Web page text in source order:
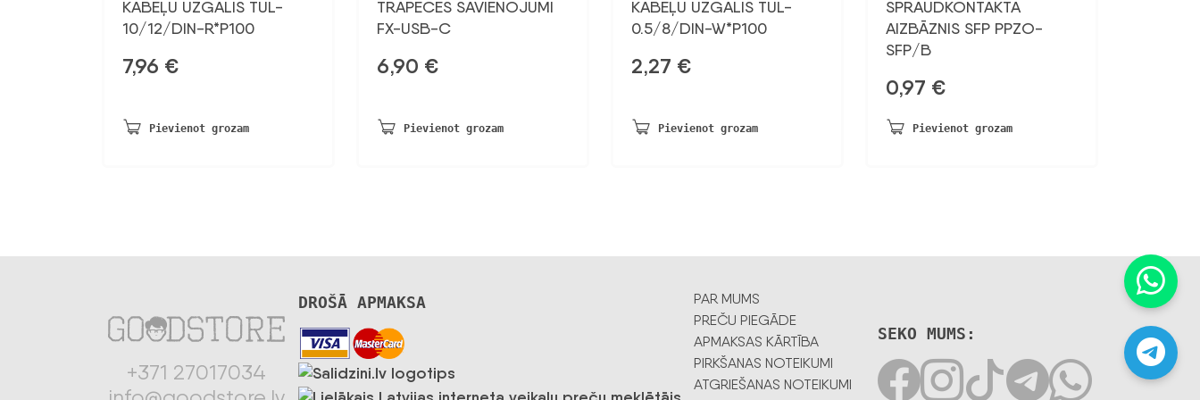
KABEĻU UZGALIS TUL-
10/12/DIN-R*P100
7,96 €
Pievienot grozam
TRAPECES SAVIENOJUMI
FX-USB-C
6,90 €
Pievienot grozam
KABEĻU UZGALIS TUL-
0.5/8/DIN-W*P100
2,27 €
Pievienot grozam
SPRAUDKONTAKTA
AIZBĀZNIS SFP PPZO-
SFP/B
0,97 €
Pievienot grozam
+371 27017034
DROŠĀ APMAKSA
PAR MUMS
PREČU PIEGĀDE
APMAKSAS KĀRTĪBA
PIRKŠANAS NOTEIKUMI
ATGRIEŠANAS NOTEIKUMI
SEKO MUMS: